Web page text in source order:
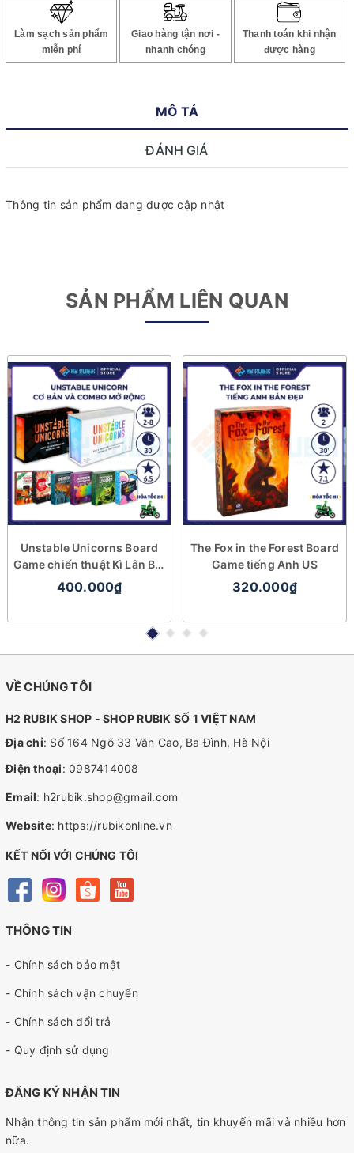
Làm sạch sản phẩm
miễn phí
Giao hàng tận nơi -
nhanh chóng
Thanh toán khi nhận
được hàng
MÔ TẢ
ĐÁNH GIÁ
Thông tin sản phẩm đang được cập nhật
SẢN PHẨM LIÊN QUAN
Unstable Unicorns Board
Game chiến thuật Kì Lân Bất
Ổn
400.000₫
The Fox in the Forest Board
Game tiếng Anh US
320.000₫
VỀ CHÚNG TÔI
H2 RUBIK SHOP - SHOP RUBIK SỐ 1 VIỆT NAM
Địa chỉ: Số 164 Ngõ 33 Văn Cao, Ba Đình, Hà Nội
Điện thoại: 0987414008
Email: h2rubik.shop@gmail.com
Website: https://rubikonline.vn
KẾT NỐI VỚI CHÚNG TÔI
THÔNG TIN
- Chính sách bảo mật
- Chính sách vận chuyển
- Chính sách đổi trả
- Quy định sử dụng
ĐĂNG KÝ NHẬN TIN
Nhận thông tin sản phẩm mới nhất, tin khuyến mãi và nhiều hơn
nữa.